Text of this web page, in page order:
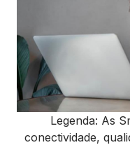
Legenda: As
conectividade,